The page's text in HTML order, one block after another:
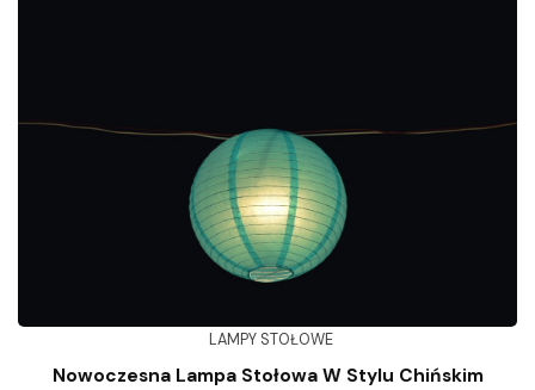
LAMPY STOŁOWE
Nowoczesna Lampa Stołowa W Stylu Chińskim